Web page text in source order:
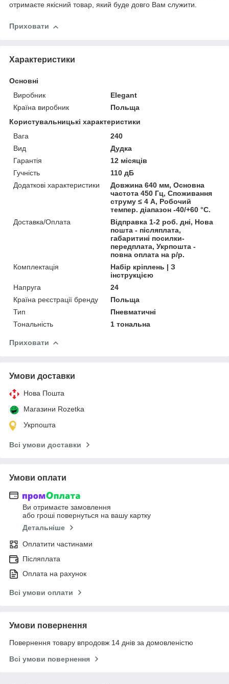
отримаєте якісний товар, який буде довго Вам служити.
Приховати
Характеристики
Основні
Виробник
Elegant
Країна виробник
Польща
Користувальницькі характеристики
Вага
240
Вид
Дудка
Гарантія
12 місяців
Гучність
110 дБ
Додаткові характеристики
Довжина 640 мм, Основна
частота 450 Гц, Споживання
струму ≤ 4 А, Робочий
темпер. діапазон -40/+60 °С.
Доставка/Оплата
Відправка 1-2 роб. дні, Нова
пошта - післяплата,
габаритині посилки-
передплата, Укрпошта -
повна оплата на р/р.
Комплектація
Набір кріплень | З
інструкцією
Напруга
24
Країна реєстрації бренду
Польща
Тип
Пневматичні
Тональність
1 тональна
Приховати
Умови доставки
Нова Пошта
Магазини Rozetka
Укрпошта
Всі умови доставки
Умови оплати
Ви отримаєте замовлення
або гроші повернуться на вашу картку
Детальніше
Оплатити частинами
Післяплата
Оплата на рахунок
Всі умови оплати
Умови повернення
Повернення товару впродовж 14 днів за домовленістю
Всі умови повернення